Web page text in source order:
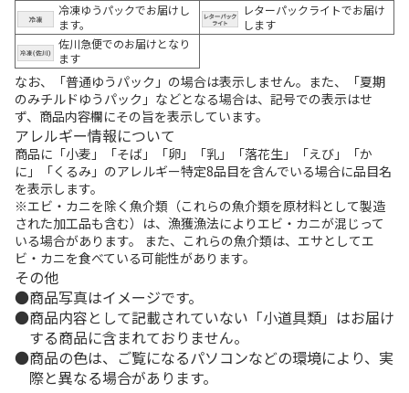
冷凍ゆうパックでお届けし
ます。
レターパックライトでお届け
します
佐川急便でのお届けとなり
ます
なお、「普通ゆうパック」の場合は表示しません。また、「夏期
のみチルドゆうパック」などとなる場合は、記号での表示はせ
ず、商品内容欄にその旨を表示しています。
アレルギー情報について
商品に「小麦」「そば」「卵」「乳」「落花生」「えび」「か
に」「くるみ」のアレルギー特定8品目を含んでいる場合に品目名
を表示します。
※エビ・カニを除く魚介類（これらの魚介類を原材料として製造
された加工品も含む）は、漁獲漁法によりエビ・カニが混じって
いる場合があります。 また、これらの魚介類は、エサとしてエ
ビ・カニを食べている可能性があります。
その他
商品写真はイメージです。
商品内容として記載されていない「小道具類」はお届け
する商品に含まれておりません。
商品の色は、ご覧になるパソコンなどの環境により、実
際と異なる場合があります。